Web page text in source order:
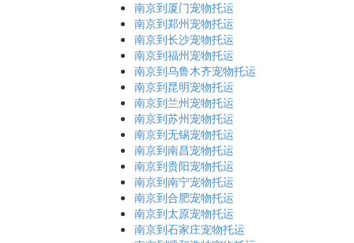
南京到厦门宠物托运
南京到郑州宠物托运
南京到长沙宠物托运
南京到福州宠物托运
南京到乌鲁木齐宠物托运
南京到昆明宠物托运
南京到兰州宠物托运
南京到苏州宠物托运
南京到无锡宠物托运
南京到南昌宠物托运
南京到贵阳宠物托运
南京到南宁宠物托运
南京到合肥宠物托运
南京到太原宠物托运
南京到石家庄宠物托运